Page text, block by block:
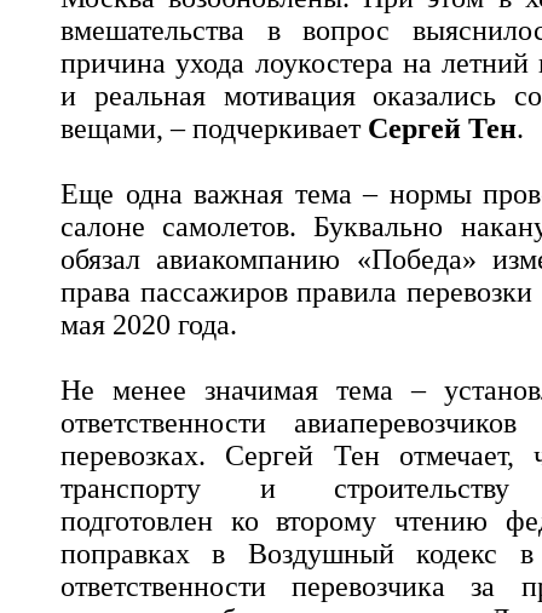
вмешательства в вопрос
причина ухода лоукостера на
и реальная мотивация оказались
вещами, – подчеркивает Сергей Тен.
Еще одна важная тема – нормы
салоне самолетов. Буквально
обязал авиакомпанию «Победа»
права пассажиров правила
мая 2020 года.
Не менее значимая тема –
ответственности
перевозках. Сергей Тен
транспорту и строительству
подготовлен ко второму чтению
поправках в Воздушный кодекс
ответственности перевозчика за